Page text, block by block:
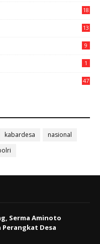
18
13
9
1
47
kabardesa
nasional
Serma Aminoto
Perangkat Desa